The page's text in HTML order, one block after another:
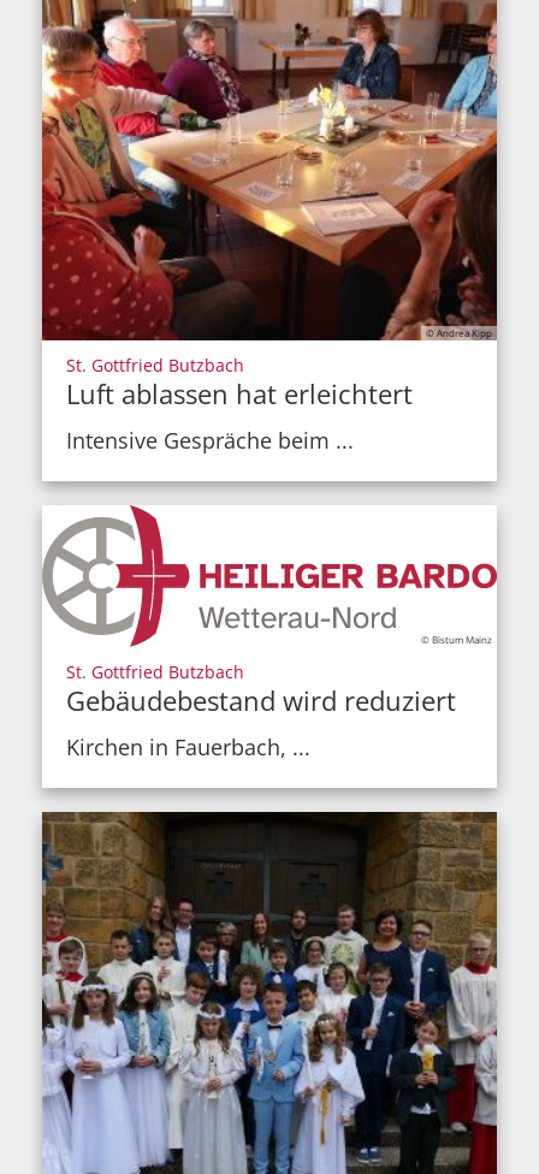
© Andrea Kipp
St. Gottfried Butzbach
Luft ablassen hat erleichtert
Intensive Gespräche beim ...
© Bistum Mainz
St. Gottfried Butzbach
Gebäudebestand wird reduziert
Kirchen in Fauerbach, ...